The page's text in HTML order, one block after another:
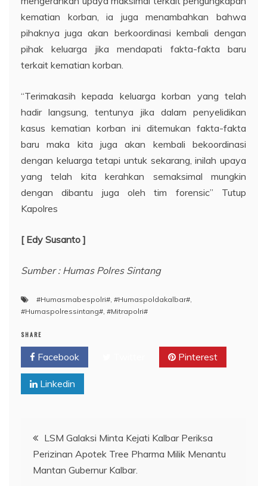
kematian korban, ia juga menambahkan bahwa
pihaknya juga akan berkoordinasi kembali dengan
pihak keluarga jika mendapati fakta-fakta baru
terkait kematian korban.
“Terimakasih kepada keluarga korban yang telah
hadir langsung, tentunya jika dalam penyelidikan
kasus kematian korban ini ditemukan fakta-fakta
baru maka kita juga akan kembali bekoordinasi
dengan keluarga tetapi untuk sekarang, inilah upaya
yang telah kita kerahkan semaksimal mungkin
dengan dibantu juga oleh tim forensic” Tutup
Kapolres
[ Edy Susanto ]
Sumber : Humas Polres Sintang
#Humasmabespolri# #Humaspoldakalbar#
#Humaspolressintang# #Mitrapolri#
SHARE
Facebook Pinterest
Linkedin
Navigasi
pos
LSM Galaksi Minta Kejati Kalbar Periksa
Perizinan Apotek Tree Pharma Milik Menantu
Mantan Gubernur Kalbar.